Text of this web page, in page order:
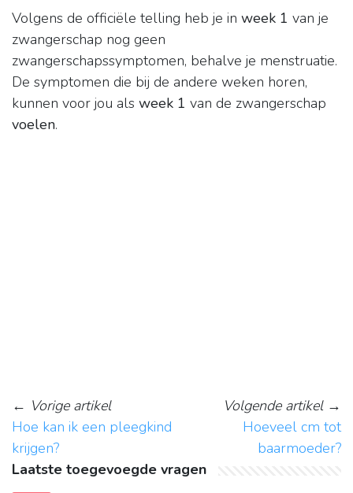
Volgens de officiële telling heb je in week 1 van je
zwangerschap nog geen
zwangerschapssymptomen, behalve je menstruatie.
De symptomen die bij de andere weken horen,
kunnen voor jou als week 1 van de zwangerschap
voelen.
← Vorige artikel
Hoe kan ik een pleegkind
krijgen?
Volgende artikel→
Hoeveel cm tot
baarmoeder?
Laatste toegevoegde vragen